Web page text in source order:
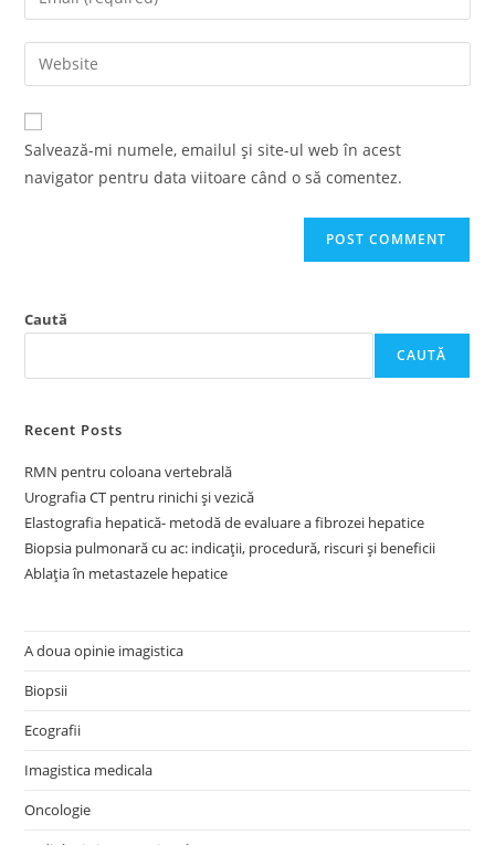
comment
your
email
address
comment
Enter
your
website
URL
Salvează-mi numele, emailul și site-ul web în acest
navigator pentru data viitoare când o să comentez.
Caută
CAUTĂ
Recent Posts
RMN pentru coloana vertebrală
Urografia CT pentru rinichi și vezică
Elastografia hepatică- metodă de evaluare a fibrozei hepatice
Biopsia pulmonară cu ac: indicații, procedură, riscuri și beneficii
Ablația în metastazele hepatice
A doua opinie imagistica
Biopsii
Ecografii
Imagistica medicala
Oncologie